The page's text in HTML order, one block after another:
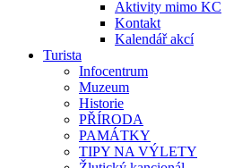
Aktivity mimo KC
Kontakt
Kalendář akcí
Turista
Infocentrum
Muzeum
Historie
PŘÍRODA
PAMÁTKY
TIPY NA VÝLETY